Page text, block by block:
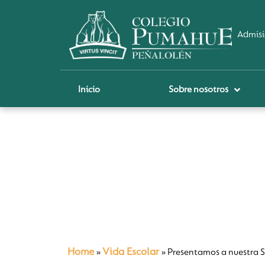
Inicio Sobre nosotros
Home » Vida Escolar» Presentamos a nuestra